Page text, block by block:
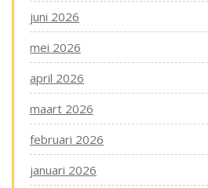
juni 2026
mei 2026
april 2026
maart 2026
februari 2026
januari 2026